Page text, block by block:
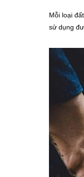
Mỗi loại
sử dụng